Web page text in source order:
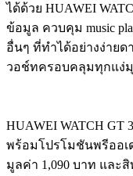
ได้ด้วย HUAWEI
ข้อมูล ควบคุม music
อื่นๆ ที่ทำได้อย่างง่าย
วอช์ทครอบคลุมทุกแง่
HUAWEI WATCH GT
พร้อมโปรโมชันพรีออเ
มูลค่า 1,090 บาท และ